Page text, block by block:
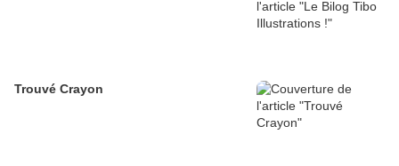
Trouvé Crayon